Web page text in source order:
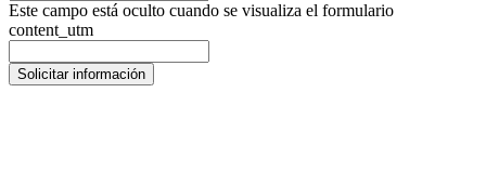
Este campo está oculto cuando se visualiza el formulario
content_utm